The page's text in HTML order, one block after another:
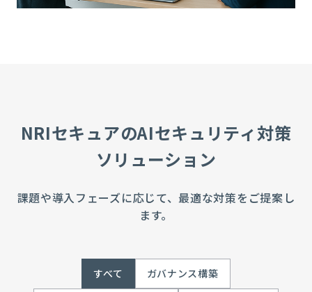
NRIセキュアのAIセキュリティ対策
ソリューション
課題や導入フェーズに応じて、最適な対策をご提案し
ます。
すべて ガバナンス構築